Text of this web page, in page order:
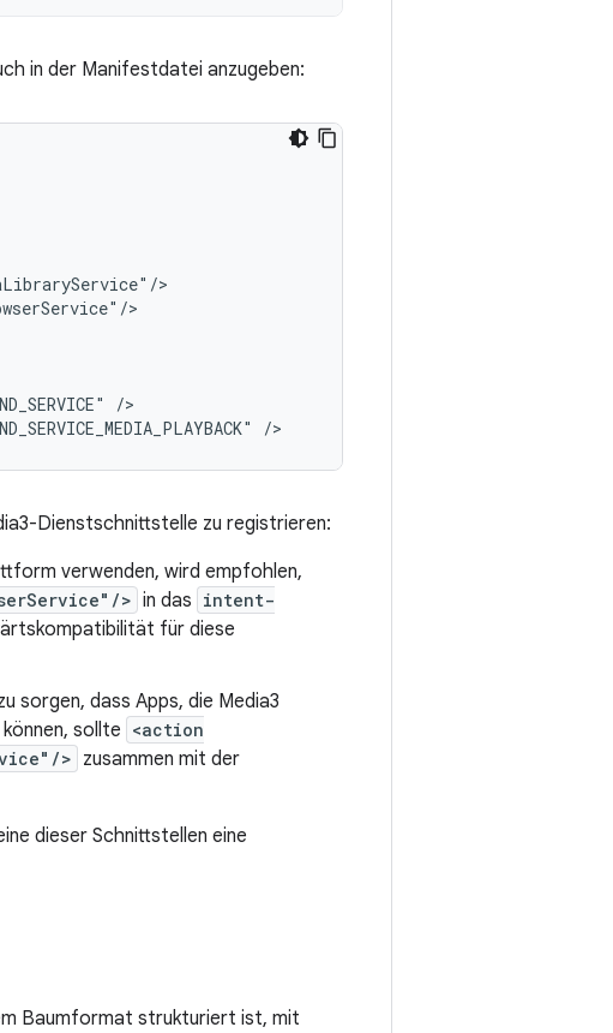
in der Manifestdatei anzugeben:
/>
Dienstschnittstelle zu registrieren:
verwenden, wird empfohlen,
> in das intent-
für diese
sorgen, dass Apps, die Media3
sollte <action
> zusammen mit der
dieser Schnittstellen eine
Baumformat strukturiert ist, mit